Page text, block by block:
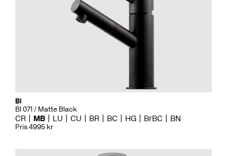
Bi
BI 071 / Matte Black
CR MB LU CU BR BC HG BrBC BN
Pris 4995 kr